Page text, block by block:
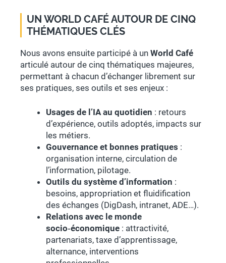
UN WORLD CAFÉ AUTOUR DE CINQ
THÉMATIQUES CLÉS
Nous avons ensuite participé à un World Café
articulé autour de cinq thématiques majeures,
permettant à chacun d’échanger librement sur
ses pratiques, ses outils et ses enjeux :
Usages de l’IA au quotidien : retours
d’expérience, outils adoptés, impacts sur
les métiers.
Gouvernance et bonnes pratiques :
organisation interne, circulation de
l’information, pilotage.
Outils du système d’information :
besoins, appropriation et fluidification
des échanges (DigDash, intranet, ADE…).
Relations avec le monde
socio‑économique : attractivité,
partenariats, taxe d’apprentissage,
alternance, interventions